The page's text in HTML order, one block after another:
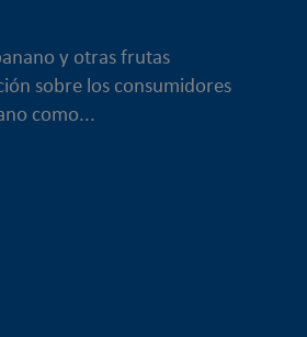
y otras frutas
sobre los consumidores
como...